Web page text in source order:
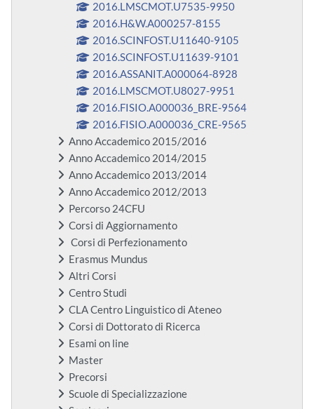
2016.LMSCMOT.U7535-9950
2016.H&W.A000257-8155
2016.SCINFOST.U11640-9105
2016.SCINFOST.U11639-9101
2016.ASSANIT.A000064-8928
2016.LMSCMOT.U8027-9951
2016.FISIO.A000036_BRE-9564
2016.FISIO.A000036_CRE-9565
Anno Accademico 2015/2016
Anno Accademico 2014/2015
Anno Accademico 2013/2014
Anno Accademico 2012/2013
Percorso 24CFU
Corsi di Aggiornamento
Corsi di Perfezionamento
Erasmus Mundus
Altri Corsi
Centro Studi
CLA Centro Linguistico di Ateneo
Corsi di Dottorato di Ricerca
Esami on line
Master
Precorsi
Scuole di Specializzazione